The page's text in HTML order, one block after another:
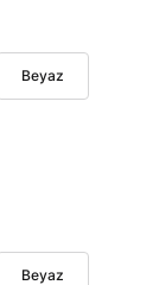
Beyaz
Beyaz